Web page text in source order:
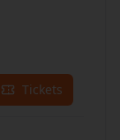
Tickets